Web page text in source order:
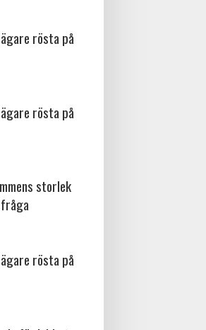
rösta på
rösta på
storlek
rösta på